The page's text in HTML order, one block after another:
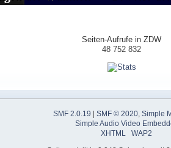
Seiten-Aufrufe in ZDW
48 752 832
SMF 2.0.19 SMF © 2020 Simple
Simple Audio Video
XHTML
WAP2